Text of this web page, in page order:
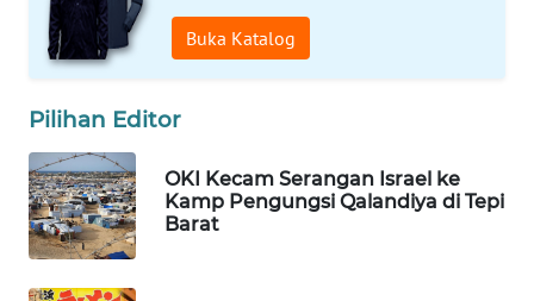
Buka Katalog
Pilihan Editor
OKI Kecam Serangan Israel ke
Kamp Pengungsi Qalandiya di Tepi
Barat
Group
WAHANA
WAHANA
TANI
WAHANA
ADVOKAT